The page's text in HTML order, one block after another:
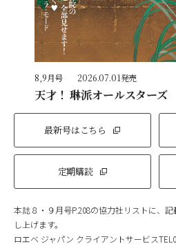
8,9月号 2026.07.01発売
天才！ 琳派オールスターズ
最新号はこちら
定期購読
本誌８・９月号P.208の協力社リストに、
し上げます。
ロエベ ジャパン クライアントサービス